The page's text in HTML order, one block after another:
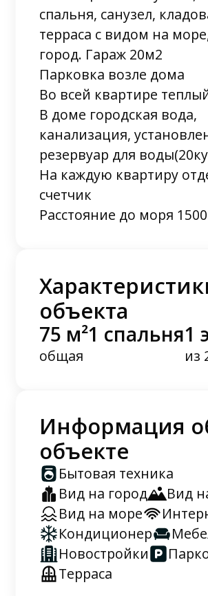
спальня, санузел,
терраса с видом на
город. Гараж 20м2
Парковка возле дома
Во всей квартире
В доме городская вода,
канализация,
резервуар для
На каждую квартиру
счетчик
Расстояние до моря
объекта
75 м²
общая
1 спальня1
из
Информация
объекте
Бытовая техника
Вид на город
Вид
Вид на море
Кондиционер
Новостройки
Терраса